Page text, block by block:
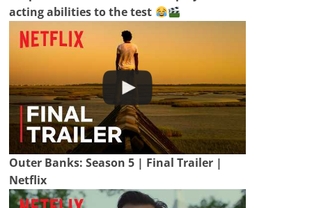
acting abilities to the test
Outer Banks: Season 5 | Final Trailer |
Netflix